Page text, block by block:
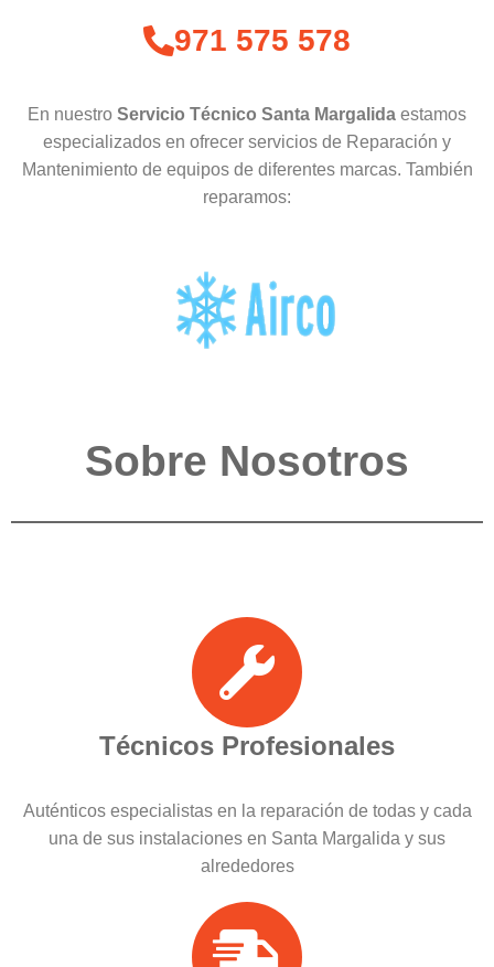
971 575 578
En nuestro Servicio Técnico Santa Margalida estamos
especializados en ofrecer servicios de Reparación y
Mantenimiento de equipos de diferentes marcas. También
reparamos:
Sobre Nosotros
Técnicos Profesionales
Auténticos especialistas en la reparación de todas y cada
una de sus instalaciones en Santa Margalida y sus
alrededores